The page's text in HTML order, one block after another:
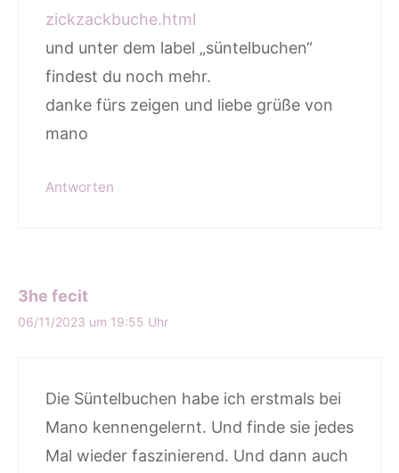
zickzackbuche.html
und unter dem label „süntelbuchen“
findest du noch mehr.
danke fürs zeigen und liebe grüße von
mano
Antworten
3he fecit
06/11/2023 um 19:55 Uhr
Die Süntelbuchen habe ich erstmals bei
Mano kennengelernt. Und finde sie jedes
Mal wieder faszinierend. Und dann auch